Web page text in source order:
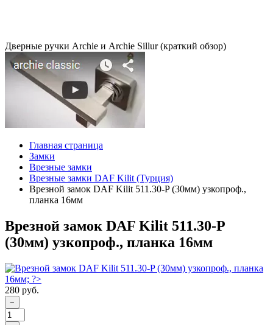
Дверные ручки Archie и Archie Sillur (краткий обзор)
Главная страница
Замки
Врезные замки
Врезные замки DAF Kilit (Турция)
Врезной замок DAF Kilit 511.30-P (30мм) узкопроф.,
планка 16мм
Врезной замок DAF Kilit 511.30-P
(30мм) узкопроф., планка 16мм
280 руб.
−